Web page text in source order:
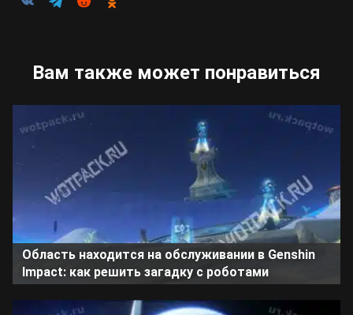
Вам также может понравиться
Область находится на обслуживании в Genshin
Impact: как решить загадку с роботами